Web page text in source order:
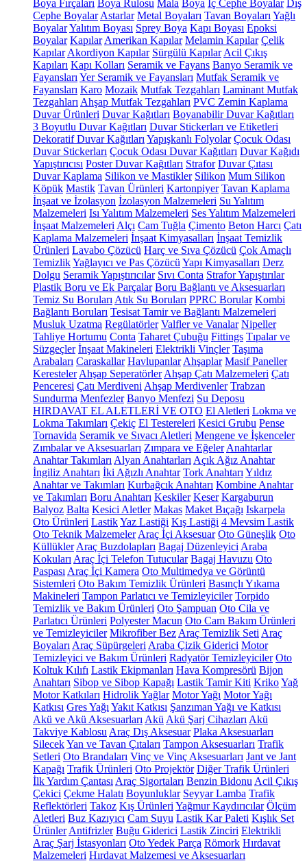
Boya Fırçaları Boya Rulosu Mala Boya İç Cephe Boyalar Dış
Cephe Boyalar Astarlar Metal Boyaları Tavan Boyaları Yağlı
BoyalarYalıtım Boyası Sprey Boya Kapı Boyası Epoksi
Boyalar Kapılar Amerikan Kapılar Melamin Kapılar Çelik
Kapılar Akordiyon Kapılar Sürgülü Kapılar Acil Çıkış
Kapıları Kapı Kolları Seramik ve Fayans Banyo Seramik ve
Fayansları Yer Seramik ve Fayansları Mutfak Seramik ve
Fayansları Karo Mozaik Mutfak Tezgahları Laminant Mutfak
Tezgahları Ahşap Mutfak Tezgahları PVC Zemin Kaplama
Duvar Ürünleri Duvar Kağıtları Boyanabilir Duvar Kağıtları
3 Boyutlu Duvar Kağıtları Duvar Stickerları ve Etiketleri
Dekoratif Duvar Kağıtları Yapışkanlı Folyolar Çocuk Odası
Duvar Stickerları Çocuk Odası Duvar Kağıtları Duvar Kağıdı
Yapıştırıcısı Poster Duvar Kağıtları Strafor Duvar Çıtası
Duvar Kaplama Silikon ve Mastikler Silikon Mum Silikon
Köpük Mastik Tavan Ürünleri Kartonpiyer Tavan Kaplama
İnşaat ve İzolasyon İzolasyon Malzemeleri Su Yalıtım
Malzemeleri Isı Yalıtım Malzemeleri Ses Yalıtım Malzemeleri
İnşaat Malzemeleri Alçı Cam Tuğla Çimento Beton Harcı Çatı
Kaplama Malzemeleri İnşaat Kimyasalları İnşaat Temizlik
Ürünleri Lavabo Çözücü Harç ve Sıva Çözücü Çok Amaçlı
TemizlikYağlayıcı ve Pas Çözücü Yapı Kimyasalları Derz
Dolgu Seramik Yapıştırıcılar Sıvı Conta Strafor Yapıştırılar
Plastik Boru ve Ek Parçalar Boru Bağlantı ve Aksesuarları
Temiz Su Boruları Atık Su Boruları PPRC Borular Kombi
Bağlantı Boruları Tesisat Tamir ve Bağlantı Malzemeleri
Musluk Uzatma Regülatörler Valfler ve Vanalar Nipeller
Tahliye Hortumu Conta Taharet Çubuğu Fittings Tıpalar ve
Süzgeçler İnşaat Makineleri Elektrikli Vinçler Taşıma
Arabaları Caraskallar Havlupanlar Ahşaplar Masif Paneller
Keresteler Ahşap Seperatörler Ahşap Çatı Malzemeleri Çatı
Penceresi Çatı Merdiveni Ahşap Merdivenler Trabzan
Sundurma Menfezler Banyo Menfezi Su Deposu
HIRDAVAT EL ALETLERİ VE OTO El Aletleri Lokma ve
Lokma Takımları Çekiç El Testereleri Kesici Grubu Pense
Tornavida Seramik ve Sıvacı Aletleri Mengene ve İşkenceler
Zımbalar ve Aksesuarları Zımpara ve Eğeler Anahtarlar
Anahtar Takımları Alyan Anahtarları Açık Ağız Anahtar
İngiliz Anahtarı İki Ağızlı Anahtar Tork Anahtarı Yıldız
Anahtar ve Takımları Kurbağcık Anahtarı Kombine Anahtar
ve Takımları Boru Anahtarı Keskiler Keser Kargaburun
Balyoz Balta Kesici Aletler Makas Maket Bıçağı Iskarpela
Oto Ürünleri LastikYaz Lastiği Kış Lastiği 4 Mevsim Lastik
Oto Teknik Malzemeler Araç İçi Aksesuar Oto Güneşlik Oto
Küllükler Araç Buzdolapları Bagaj Düzenleyici Araba
Kokuları Araç İçi Telefon Tutucular Bagaj Havuzu Oto
Paspası Araç İçi Kamera Oto Multimedya ve Görüntü
Sistemleri Oto Bakım Temizlik Ürünleri Basınçlı Yıkama
Makineleri Tampon Parlatıcı ve Temizleyiciler Torpido
Temizlik ve Bakım Ürünleri Oto Şampuan Oto Cila ve
Parlatıcı Ürünleri Polyester Macun Oto Cam Bakım Ürünleri
ve Temizleyiciler Mikrofiber Bez Araç Temizlik Seti Araç
Boyaları Araç Süpürgeleri Araba Çizik Giderici Motor
Temizleyici ve Bakım Ürünleri Radyatör Temizleyiciler Oto
Koltuk Kılıfı Lastik Ekipmanları Hava Kompresörü Bijon
Anahtarı Sibop ve Sibop Kapağı Lastik Tamir Kiti KrikoYağ
Motor Katkıları Hidrolik Yağlar Motor Yağı Motor Yağı
Katkısı Gres Yağı Yakıt Katkısı Şanzıman Yağı ve Katkısı
Akü ve Akü Aksesuarları Akü Akü Şarj Cihazları Akü
Takviye Kablosu Araç Dış Aksesuar Plaka Aksesuarları
SilecekYan ve Tavan Çıtaları Tampon Aksesuarları Trafik
Setleri Oto Brandaları Vinç ve Vinç Aksesuarları Jant ve Jant
Kapağı Trafik Ürünleri Oto Projektör Diğer Trafik Ürünleri
İlk Yardım Çantası Araç Sigortaları Benzin Bidonu Acil Çıkış
Çekici Çekme Halatı Boyunluklar Seyyar Lamba Trafik
Reflektörleri Takoz Kış Ürünleri Yağmur Kaydırıcılar Ölçüm
Aletleri Buz Kazıyıcı Cam Suyu Lastik Kar Paleti Kışlık Set
Ürünler Antifrizler Buğu Giderici Lastik Zinciri Elektrikli
Araç Şarj İstasyonları Oto Yedek Parça Römork Hırdavat
Malzemeleri Hırdavat Malzemesi ve Aksesuarları